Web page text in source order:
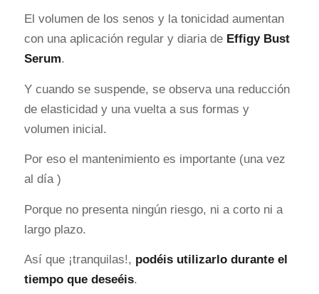
El volumen de los senos y la tonicidad aumentan
con una aplicación regular y diaria de Effigy Bust
Serum.
Y cuando se suspende, se observa una reducción
de elasticidad y una vuelta a sus formas y
volumen inicial.
Por eso el mantenimiento es importante (una vez
al día )
Porque no presenta ningún riesgo, ni a corto ni a
largo plazo.
Así que ¡tranquilas!, podéis utilizarlo durante el
tiempo que deseéis.